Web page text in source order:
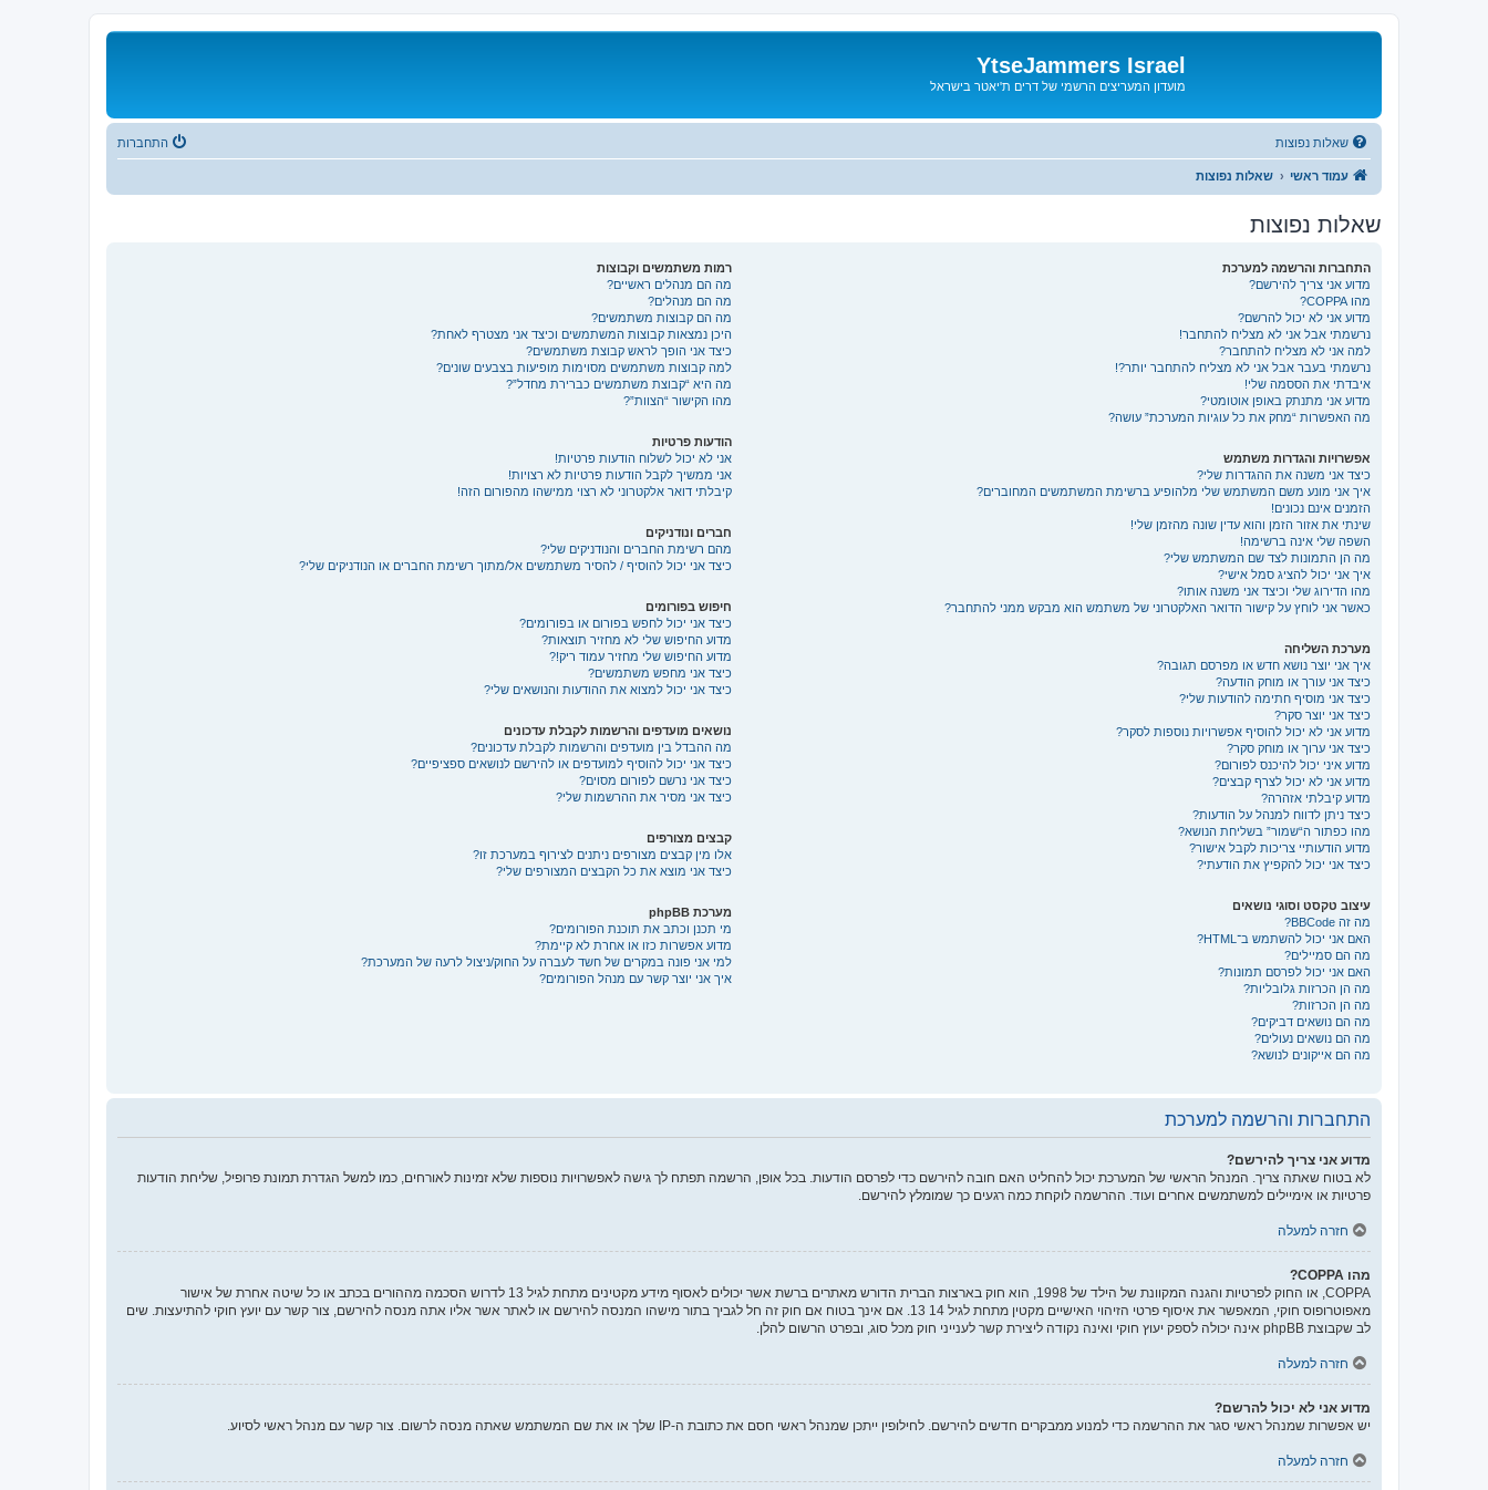
YtseJammers Israel
מועדון המעריצים הרשמי של דרים ת'יאטר בישראל
שאלות נפוצות התחברות
עמוד ראשי שאלות נפוצות
שאלות נפוצות
התחברות והרשמה למערכת
מדוע אני צריך להירשם?
מהו COPPA?
מדוע אני לא יכול להרשם?
נרשמתי אבל אני לא מצליח להתחבר!
למה אני לא מצליח להתחבר?
נרשמתי בעבר אבל אני לא מצליח להתחבר יותר?!
איבדתי את הססמה שלי!
מדוע אני מתנתק באופן אוטומטי?
מה האפשרות “מחק את כל עוגיות המערכת” עושה?
אפשרויות והגדרות משתמש
כיצד אני משנה את ההגדרות שלי?
איך אני מונע משם המשתמש שלי מלהופיע ברשימת המשתמשים המחוברים?
הזמנים אינם נכונים!
שינתי את אזור הזמן והוא עדין שונה מהזמן שלי!
השפה שלי אינה ברשימה!
מה הן התמונות לצד שם המשתמש שלי?
איך אני יכול להציג סמל אישי?
מהו הדירוג שלי וכיצד אני משנה אותו?
כאשר אני לוחץ על קישור הדואר האלקטרוני של משתמש הוא מבקש ממני להתחבר?
מערכת השליחה
איך אני יוצר נושא חדש או מפרסם תגובה?
כיצד אני עורך או מוחק הודעה?
כיצד אני מוסיף חתימה להודעות שלי?
כיצד אני יוצר סקר?
מדוע אני לא יכול להוסיף אפשרויות נוספות לסקר?
כיצד אני ערוך או מוחק סקר?
מדוע איני יכול להיכנס לפורום?
מדוע אני לא יכול לצרף קבצים?
מדוע קיבלתי אזהרה?
כיצד ניתן לדווח למנהל על הודעות?
מהו כפתור ה“שמור” בשליחת הנושא?
מדוע הודעותיי צריכות לקבל אישור?
כיצד אני יכול להקפיץ את הודעתי?
עיצוב טקסט וסוגי נושאים
מה זה BBCode?
האם אני יכול להשתמש ב־HTML?
מה הם סמיילים?
האם אני יכול לפרסם תמונות?
מה הן הכרזות גלובליות?
מה הן הכרזות?
מה הם נושאים דביקים?
מה הם נושאים נעולים?
מה הם אייקונים לנושא?
רמות משתמשים וקבוצות
מה הם מנהלים ראשיים?
מה הם מנהלים?
מה הם קבוצות משתמשים?
היכן נמצאות קבוצות המשתמשים וכיצד אני מצטרף לאחת?
כיצד אני הופך לראש קבוצת משתמשים?
למה קבוצות משתמשים מסוימות מופיעות בצבעים שונים?
מה היא “קבוצת משתמשים כברירת מחדל”?
מהו הקישור “הצוות”?
הודעות פרטיות
אני לא יכול לשלוח הודעות פרטיות!
אני ממשיך לקבל הודעות פרטיות לא רצויות!
קיבלתי דואר אלקטרוני לא רצוי ממישהו מהפורום הזה!
חברים ונודניקים
מהם רשימת החברים והנודניקים שלי?
כיצד אני יכול להוסיף / להסיר משתמשים אל/מתוך רשימת החברים או הנודניקים שלי?
חיפוש בפורומים
כיצד אני יכול לחפש בפורום או בפורומים?
מדוע החיפוש שלי לא מחזיר תוצאות?
מדוע החיפוש שלי מחזיר עמוד ריק!?
כיצד אני מחפש משתמשים?
כיצד אני יכול למצוא את ההודעות והנושאים שלי?
נושאים מועדפים והרשמות לקבלת עדכונים
מה ההבדל בין מועדפים והרשמות לקבלת עדכונים?
כיצד אני יכול להוסיף למועדפים או להירשם לנושאים ספציפיים?
כיצד אני נרשם לפורום מסוים?
כיצד אני מסיר את ההרשמות שלי?
קבצים מצורפים
אלו מין קבצים מצורפים ניתנים לצירוף במערכת זו?
כיצד אני מוצא את כל הקבצים המצורפים שלי?
מערכת phpBB
מי תכנן וכתב את תוכנת הפורומים?
מדוע אפשרות כזו או אחרת לא קיימת?
למי אני פונה במקרים של חשד לעברה על החוק/ניצול לרעה של המערכת?
איך אני יוצר קשר עם מנהל הפורומים?
התחברות והרשמה למערכת
מדוע אני צריך להירשם?
לא בטוח שאתה צריך. המנהל הראשי של המערכת יכול להחליט האם חובה להירשם כדי לפרסם הודעות. בכל אופן, הרשמה תפתח לך גישה לאפשרויות נוספות שלא זמינות לאורחים, כמו למשל הגדרת תמונת פרופיל, שליחת הודעות
פרטיות או אימיילים למשתמשים אחרים ועוד. ההרשמה לוקחת כמה רגעים כך שמומלץ להירשם.
חזרה למעלה
מהו COPPA?
COPPA, או החוק לפרטיות והגנה המקוונת של הילד של 1998, הוא חוק בארצות הברית הדורש מאתרים ברשת אשר יכולים לאסוף מידע מקטינים מתחת לגיל 13 לדרוש הסכמה מההורים בכתב או כל שיטה אחרת של אישור
מאפוטרופוס חוקי, המאפשר את איסוף פרטי הזיהוי האישיים מקטין מתחת לגיל 14 13. אם אינך בטוח אם חוק זה חל לגביך בתור מישהו המנסה להירשם או לאתר אשר אליו אתה מנסה להירשם, צור קשר עם יועץ חוקי להתיעצות. שים
לב שקבוצת phpBB אינה יכולה לספק יעוץ חוקי ואינה נקודה ליצירת קשר לענייני חוק מכל סוג, ובפרט הרשום להלן.
חזרה למעלה
מדוע אני לא יכול להרשם?
יש אפשרות שמנהל ראשי סגר את ההרשמה כדי למנוע ממבקרים חדשים להירשם. לחילופין ייתכן שמנהל ראשי חסם את כתובת ה-IP שלך או את שם המשתמש שאתה מנסה לרשום. צור קשר עם מנהל ראשי לסיוע.
חזרה למעלה